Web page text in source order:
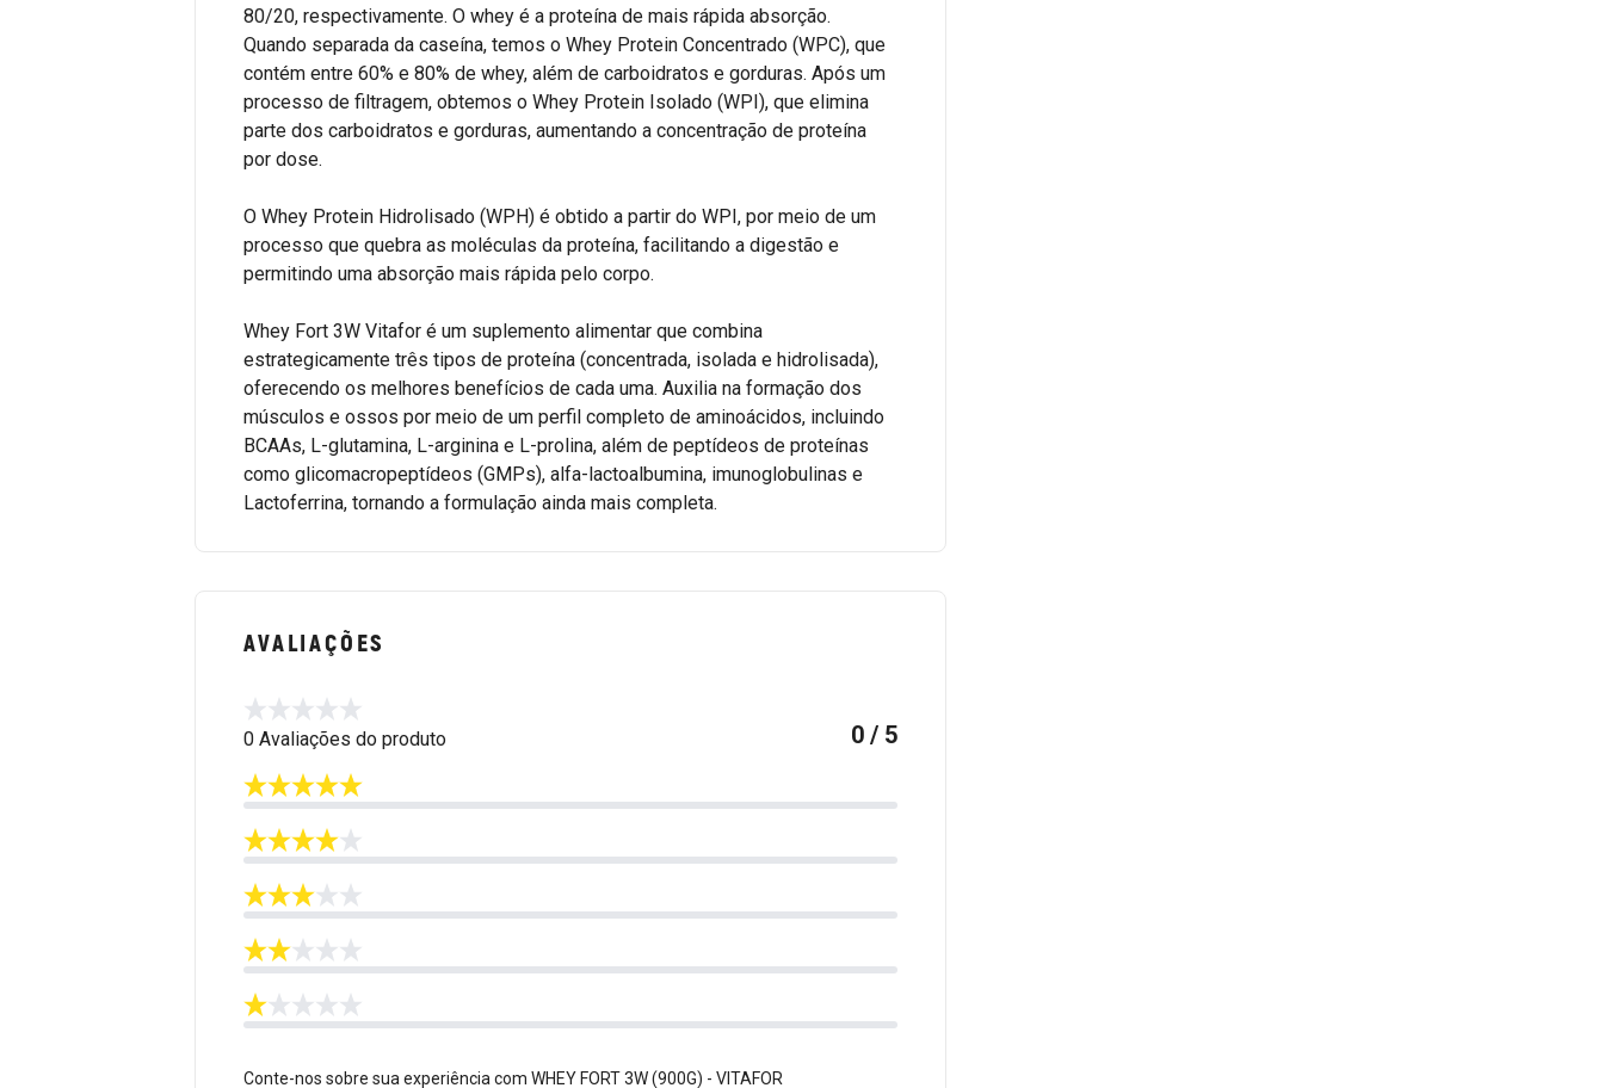
80/20, respectivamente. O whey é a proteína de mais rápida absorção.
Quando separada da caseína, temos o Whey Protein Concentrado (WPC), que
contém entre 60% e 80% de whey, além de carboidratos e gorduras. Após um
processo de filtragem, obtemos o Whey Protein Isolado (WPI), que elimina
parte dos carboidratos e gorduras, aumentando a concentração de proteína
por dose.
O Whey Protein Hidrolisado (WPH) é obtido a partir do WPI, por meio de um
processo que quebra as moléculas da proteína, facilitando a digestão e
permitindo uma absorção mais rápida pelo corpo.
Whey Fort 3W Vitafor é um suplemento alimentar que combina
estrategicamente três tipos de proteína (concentrada, isolada e hidrolisada),
oferecendo os melhores benefícios de cada uma. Auxilia na formação dos
músculos e ossos por meio de um perfil completo de aminoácidos, incluindo
BCAAs, L-glutamina, L-arginina e L-prolina, além de peptídeos de proteínas
como glicomacropeptídeos (GMPs), alfa-lactoalbumina, imunoglobulinas e
Lactoferrina, tornando a formulação ainda mais completa.
AVALIAÇÕES
0 Avaliações do produto 0 / 5
Conte-nos sobre sua experiência com WHEY FORT 3W (900G) - VITAFOR